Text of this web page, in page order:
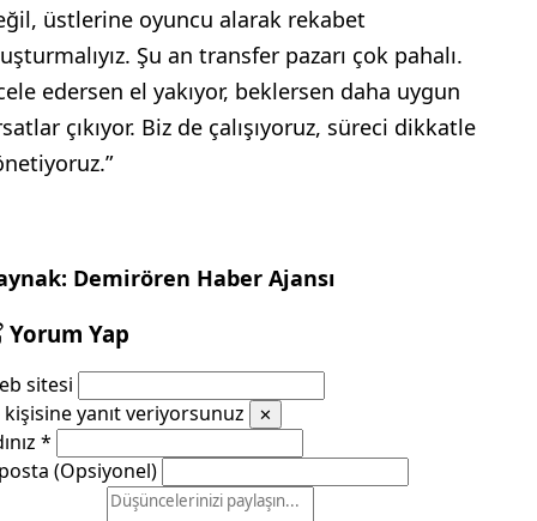
üstlerine oyuncu alarak rekabet
Şu an transfer pazarı çok pahalı.
edersen el yakıyor, beklersen daha uygun
çıkıyor. Biz de çalışıyoruz, süreci dikkatle
Demirören Haber Ajansı
Yorum Yap
sitesi
kişisine yanıt veriyorsunuz
✕
*
(Opsiyonel)